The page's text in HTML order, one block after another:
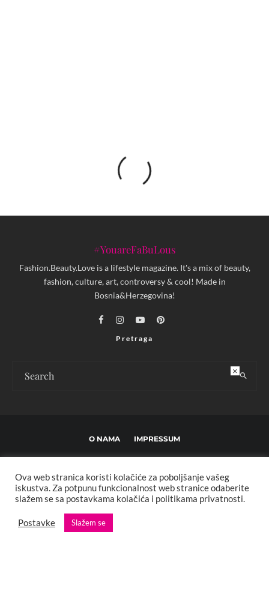
#YouareFaBuLous
Fashion.Beauty.Love is a lifestyle magazine. It's a mix of beauty,
fashion, culture, art, controversy & cool! Made in
Bosnia&Herzegovina!
Pretraga
O NAMA IMPRESSUM
POLITIKA PRIVATNOSTI MARKETING KONTAKT
Copyright © 2013 - 2025 FBL creative. Sva prava zadržana. Developed by:
XStreamThemes
Ova web stranica koristi kolačiće za poboljšanje vašeg
iskustva. Za potpunu funkcionalnost web stranice odaberite
slažem se sa postavkama kolačića i politikama privatnosti.
Postavke Slažem se
×